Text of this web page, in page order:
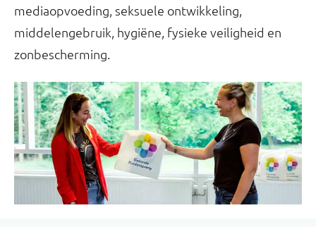
mediaopvoeding, seksuele ontwikkeling,
middelengebruik, hygiëne, fysieke veiligheid en
zonbescherming.